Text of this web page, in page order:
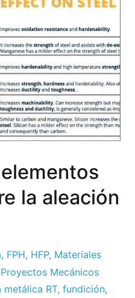
la aleación
, FPH, HFP, Materiales
Proyectos Mecánicos
RT, fundición,